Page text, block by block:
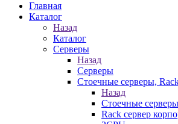
Главная
Каталог
Назад
Каталог
Серверы
Назад
Серверы
Стоечные серверы,
Назад
Стоечные
Rack сервер